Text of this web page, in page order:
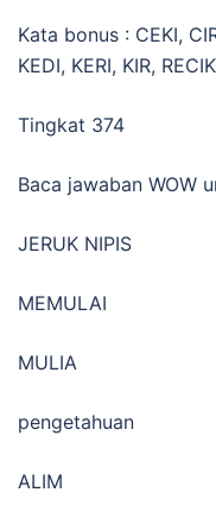
Kata bonus : CEKI,
KEDI, KERI, KIR,
Tingkat 374
Baca jawaban WOW
JERUK NIPIS
MEMULAI
MULIA
pengetahuan
ALIM